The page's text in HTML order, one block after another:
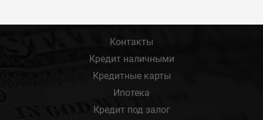
Контакты
Кредит наличными
Кредитные карты
Ипотека
Кредит под залог